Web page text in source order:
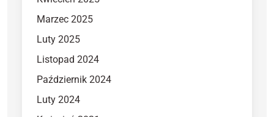
Marzec 2025
Luty 2025
Listopad 2024
Październik 2024
Luty 2024